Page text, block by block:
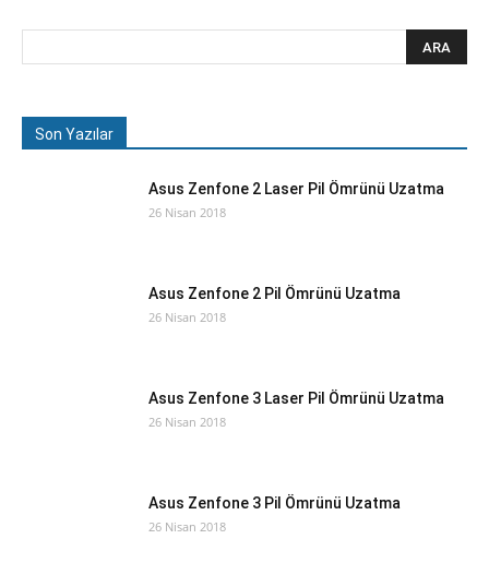
Son Yazılar
Asus Zenfone 2 Laser Pil Ömrünü Uzatma
26 Nisan 2018
Asus Zenfone 2 Pil Ömrünü Uzatma
26 Nisan 2018
Asus Zenfone 3 Laser Pil Ömrünü Uzatma
26 Nisan 2018
Asus Zenfone 3 Pil Ömrünü Uzatma
26 Nisan 2018